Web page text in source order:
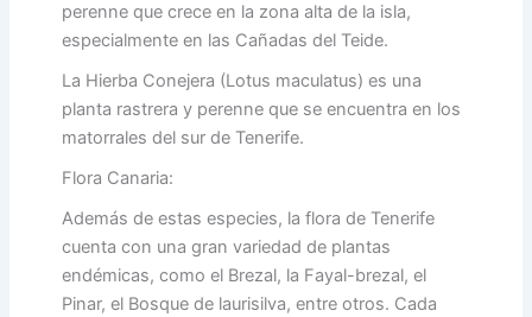
perenne que crece en la zona alta de la isla,
especialmente en las Cañadas del Teide.
La Hierba Conejera (Lotus maculatus) es una
planta rastrera y perenne que se encuentra en los
matorrales del sur de Tenerife.
Flora Canaria:
Además de estas especies, la flora de Tenerife
cuenta con una gran variedad de plantas
endémicas, como el Brezal, la Fayal-brezal, el
Pinar, el Bosque de laurisilva, entre otros. Cada